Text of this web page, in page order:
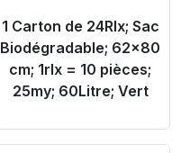
1 Carton de 24Rlx; Sac
Biodégradable; 62x80
cm; 1rlx = 10 pièces;
25my; 60Litre; Vert